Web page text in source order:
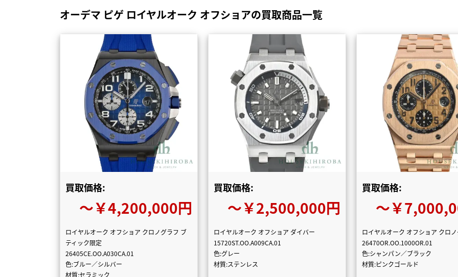
オーデマ ピゲ ロイヤルオーク オフショアの買取商品一覧
買取価格:
〜￥4,200,000円
ロイヤルオーク オフショア クロノグラフ ブ
ティック限定
26405CE.OO.A030CA.01
色:ブルー／シルバー
材質:セラミック
買取価格:
〜￥2,500,000円
ロイヤルオーク オフショア ダイバー
15720ST.OO.A009CA.01
色:グレー
材質:ステンレス
買取価格:
〜￥
ロイヤルオーク オフショア クロ
26470OR.OO.1000OR.01
色:シャンパン／ブラック
材質:ピンクゴールド